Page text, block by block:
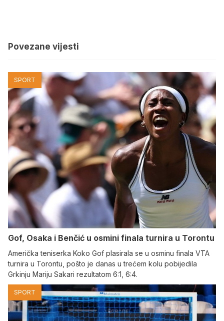
Povezane vijesti
SPORT
Gof, Osaka i Benčić u osmini finala turnira u Torontu
Američka teniserka Koko Gof plasirala se u osminu finala VTA
turnira u Torontu, pošto je danas u trećem kolu pobijedila
Grkinju Mariju Sakari rezultatom 6:1, 6:4.
SPORT